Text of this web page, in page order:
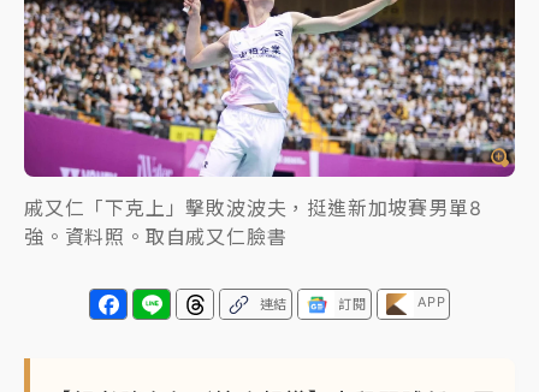
故宮《龍藏經》特展第2檔！今線上預約開賣一度塞車
周六起展出延長至晚上7時
台東農業處長涉圖利渡假村！東檢抗告成功 今重開羈
雨熱區曝
戚又仁「下克上」擊敗波波夫，挺進新加坡賽男單8
強。資料照。取自戚又仁臉書
連結 訂閱 APP